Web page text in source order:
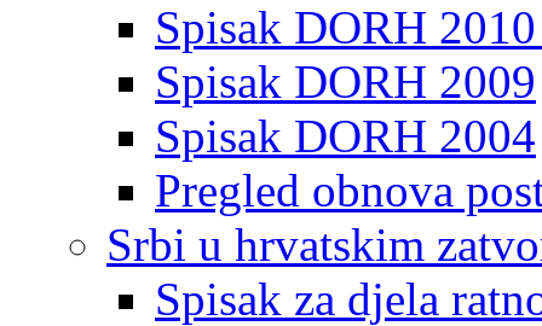
Spisak DORH
Spisak DORH 2009
Spisak DORH 2004
Pregled obnova
Srbi u hrvatskim
Spisak za djela